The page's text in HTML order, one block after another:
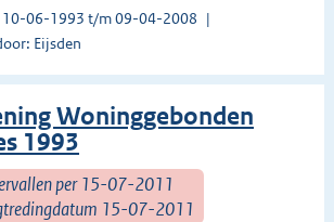
10-06-1993 t/m 09-04-2008
Eijsden
Woninggebonden
1993
per 15-07-2011
15-07-2011